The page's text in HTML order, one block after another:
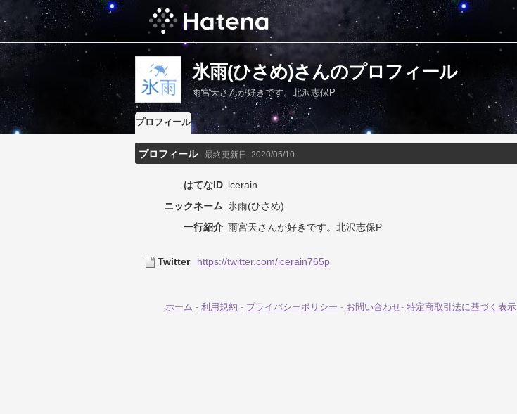
氷雨(ひさめ)さんのプロフィール
雨宮天さんが好きです。北沢志保P
プロフィール
プロフィール 最終更新日: 2020/05/10
はてなID icerain
ニックネーム 氷雨(ひさめ)
一行紹介 雨宮天さんが好きです。 北沢志保P
Twitter https://twitter.com/icerain765p
ホーム - 利用規約 - プライバシーポリシー - お問い合わせ- 特定商取引法に基づく表示